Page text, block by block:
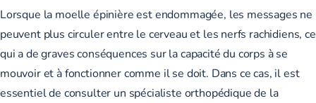
Lorsque la moelle épinière est endommagée, les messages ne
peuvent plus circuler entre le cerveau et les nerfs rachidiens, ce
qui a de graves conséquences sur la capacité du corps à se
mouvoir et à fonctionner comme il se doit. Dans ce cas, il est
essentiel de consulter un spécialiste orthopédique de la